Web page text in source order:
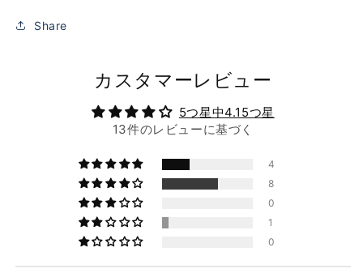
Share
カスタマーレビュー
5つ星中4.15つ星
13件のレビューに基づく
4
8
0
1
0